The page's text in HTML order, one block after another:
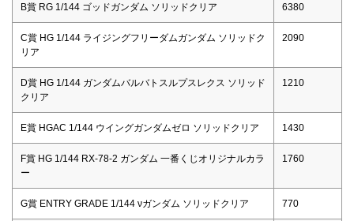
B賞 RG 1/144 ゴッドガンダム ソリッドクリア 6380
C賞 HG 1/144 ライジングフリーダムガンダム ソリッドク
リア
2090
D賞 HG 1/144 ガンダムバルバトスルプスレクス ソリッド
クリア
1210
E賞 HGAC 1/144 ウイングガンダムゼロ ソリッドクリア 1430
F賞 HG 1/144 RX-78-2 ガンダム 一番くじオリジナルカラ
ー
1760
G賞 ENTRY GRADE 1/144 νガンダム ソリッドクリア 770